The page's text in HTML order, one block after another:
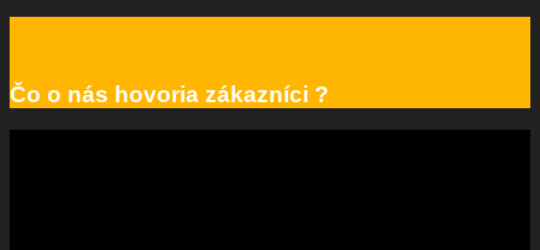
Čo o nás hovoria zákazníci ?